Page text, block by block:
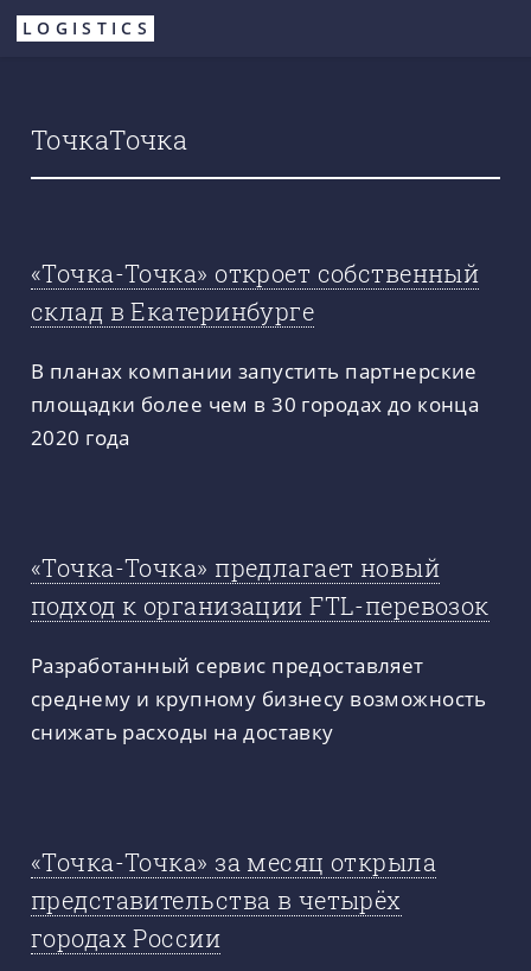
Перейти
LOGISTICS
ТочкаТочка
«Точка-Точка» откроет собственный
склад в Екатеринбурге
В планах компании запустить партнерские
площадки более чем в 30 городах до конца
2020 года
«Точка-Точка» предлагает новый
подход к организации FTL-перевозок
Разработанный сервис предоставляет
среднему и крупному бизнесу возможность
снижать расходы на доставку
«Точка-Точка» за месяц открыла
представительства в четырёх
городах России